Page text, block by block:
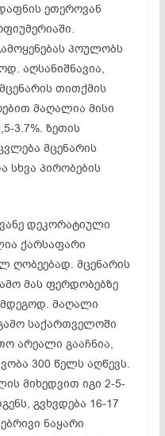
ეთეროვან
პოულობს
აღსანიშნავია,
თითქმის
მაღალია მისი
3.7%. ზეთის
მცენარის
სხვა პირობების
დეკორატიული
ქარსაფარი
ღობეებად. მცენარის
მას ფერდობებზე
მაღალი
საქართველოში
არეალი გააჩნია,
300 წელს აღწევს.
მიხედვით იგი 2-5-
გვხვდება 16-17
ნაყარი